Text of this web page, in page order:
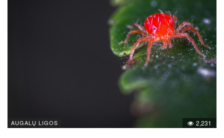
AUGALŲ LIGOS 2,231